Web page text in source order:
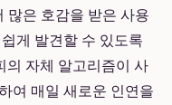
많은 호감을 받은 사용
게 발견할 수 있도록
의 자체 알고리즘이 사
여 매일 새로운 인연을